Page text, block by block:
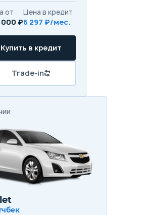
от
000 ₽
Цена в кредит
6 297 ₽/мес.
Купить в кредит
Trade-in